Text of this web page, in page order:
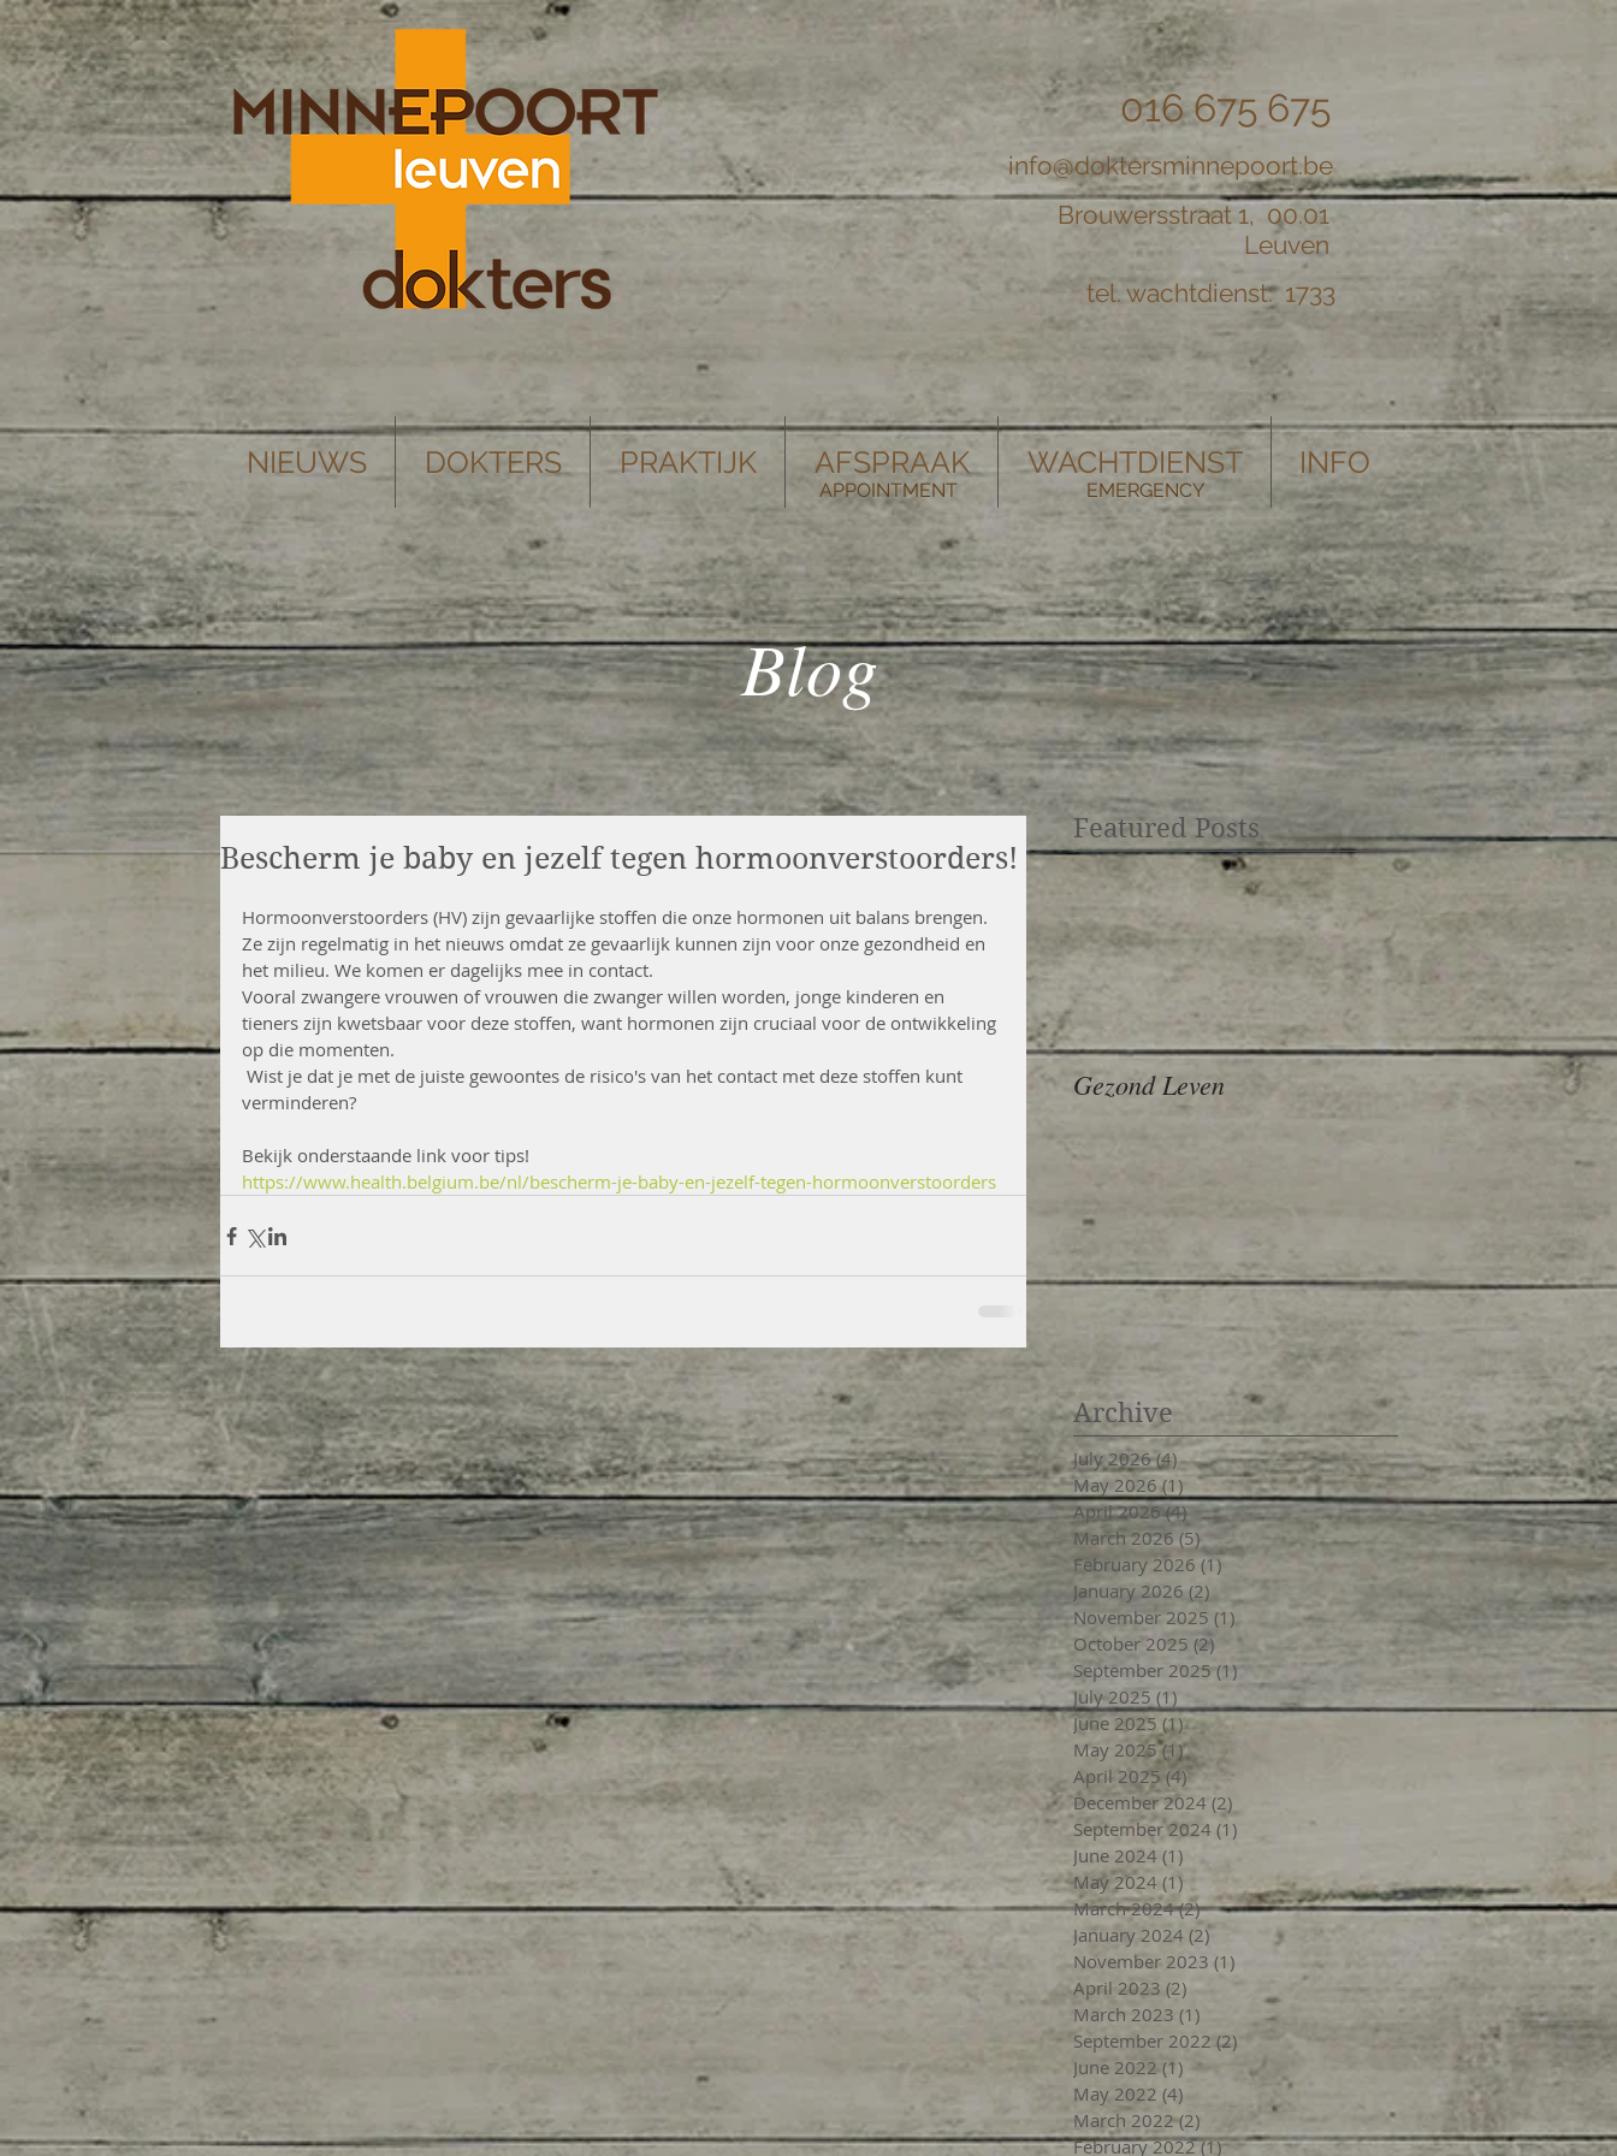
016 675 675
info@doktersminnepoort.be
Brouwersstraat 1, 00.01
Leuven
tel. wachtdienst: 1733
NIEUWS DOKTERS PRAKTIJK AFSPRAAK WACHTDIENST INFO
EMERGENCY
APPOINTMENT
Blog
Bescherm je baby en jezelf tegen hormoonverstoorders!
Hormoonverstoorders (HV) zijn gevaarlijke stoffen die onze hormonen uit balans brengen.
Ze zijn regelmatig in het nieuws omdat ze gevaarlijk kunnen zijn voor onze gezondheid en
het milieu. We komen er dagelijks mee in contact.
Vooral zwangere vrouwen of vrouwen die zwanger willen worden, jonge kinderen en
tieners zijn kwetsbaar voor deze stoffen, want hormonen zijn cruciaal voor de ontwikkeling
op die momenten.
verminderen?
Bekijk onderstaande link voor tips!
https://www.health.belgium.be/nl/bescherm-je-baby-en-jezelf-tegen-hormoonverstoorders
Featured Posts
Gezond Leven
Archive
July 2026 (4)4 posts
May 2026 (1) 1 post
April 2026 (4)4 posts
March 2026 (5)5 posts
February 2026 (1) 1 post
January 2026 (2) 2 posts
November 2025 (1)
October 2025 (2) 2 posts
September 2025 (1) 1 post
July 2025 (1)
June 2025 (1)1 post
May 2025 (1)1 post
April 2025 (4)4 posts
December 2024 (2)
September 2024 (1)
June 2024 (1)
May 2024 (1)
March 2024 (2)2 posts
January 2024 (2)2 posts
November 2023 (1)
April 2023 (2) 2 posts
March 2023 (1)
September 2022 (2) 2 posts
June 2022 (1) 1 post
May 2022 (4)
March 2022 (2) 2 posts
February 2022 (1)1 post